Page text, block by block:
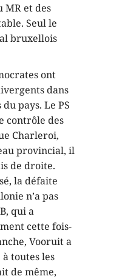
MR et des
Seul le
bruxellois
ont
dans
pays. Le PS
contrôle des
Charleroi,
provincial, il
de droite.
la défaite
n’a pas
qui a
cette fois-
Vooruit a
toutes les
de même,